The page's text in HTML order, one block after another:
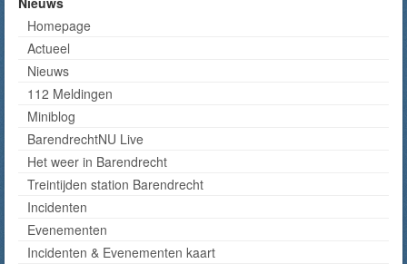
Homepage
Actueel
Nieuws
112 Meldingen
Miniblog
BarendrechtNU Live
Het weer in Barendrecht
Treintijden station Barendrecht
Incidenten
Evenementen
Incidenten & Evenementen kaart